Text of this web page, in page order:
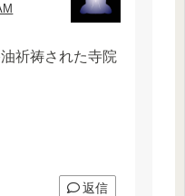
祈祷された寺院
返信